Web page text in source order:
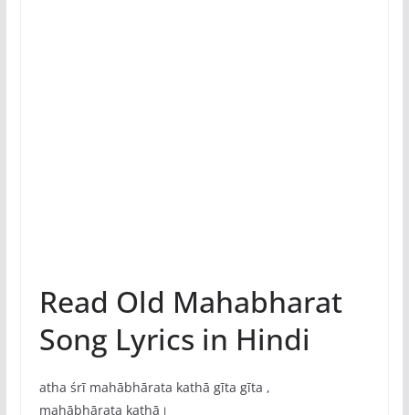
Read Old Mahabharat
Song Lyrics in Hindi
atha śrī mahābhārata kathā gīta gīta ,
mahābhārata kathā।